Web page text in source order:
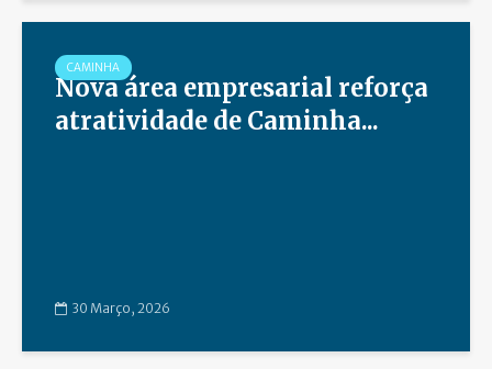
CAMINHA
Nova área empresarial reforça
atratividade de Caminha...
30 Março, 2026